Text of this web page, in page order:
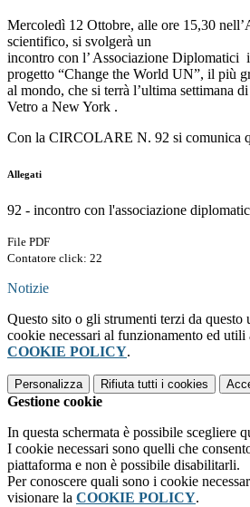
Mercoledì 12 Ottobre, alle ore 15,30
scientifico, si svolgerà un
incontro con l’ Associazione Diplomatici
progetto “Change the World UN”, il più
al mondo, che si terrà l’ultima settimana
Vetro a New York .
Con la CIRCOLARE N. 92 si comunica
Allegati
92 - incontro con l'associazione
File PDF
Contatore click: 22
Notizie
Questo sito o gli strumenti terzi da
cookie necessari al funzionamento ed
COOKIE POLICY.
Personalizza Rifiuta tutti i cookies
Gestione cookie
In questa schermata è possibile scegliere
I cookie necessari sono quelli che
piattaforma e non è possibile disabilitarli.
Per conoscere quali sono i cookie
visionare la COOKIE POLICY.